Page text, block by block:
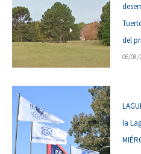
del
06/08/
la